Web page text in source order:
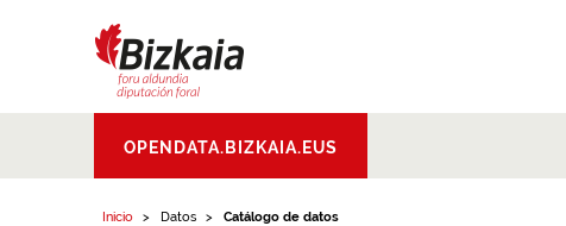
Aldundia.Diputacion
Foral de Bizkaia
OPENDATA.BIZKAIA.EUS
Inicio Datos Catálogo de datos